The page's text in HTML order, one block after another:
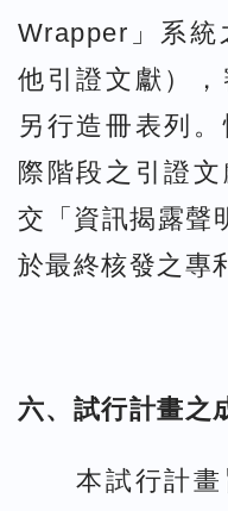
Wrapper」系
他引證文獻）
另行造冊表列
際階段之引證
交「資訊揭露聲
於最終核發之專
六、試行計畫之
本試行計畫